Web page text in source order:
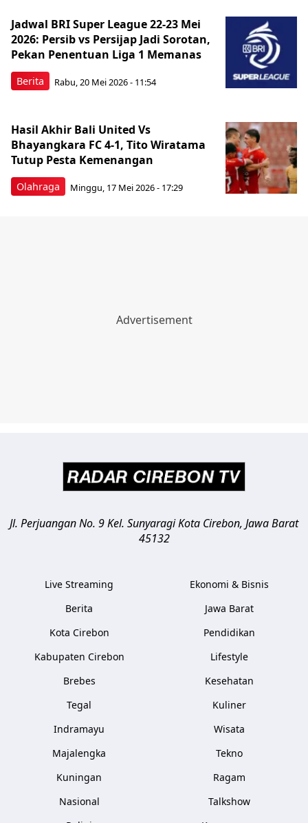
Berita
Jadwal BRI Super League 22-23 Mei
2026: Persib vs Persijap Jadi Sorotan,
Pekan Penentuan Liga 1 Memanas
Rabu, 20 Mei 2026 - 11:54
Olahraga
Hasil Akhir Bali United Vs
Bhayangkara FC 4-1, Tito Wiratama
Tutup Pesta Kemenangan
Minggu, 17 Mei 2026 - 17:29
Jl. Perjuangan No. 9 Kel. SunyaragiKota Cirebon, Jawa Barat
45132
Live Streaming
Berita
Kota Cirebon
Kabupaten Cirebon
Brebes
Tegal
Indramayu
Majalengka
Kuningan
Nasional
Ekonomi & Bisnis
Jawa Barat
Pendidikan
Lifestyle
Kesehatan
Kuliner
Wisata
Tekno
Ragam
Talkshow